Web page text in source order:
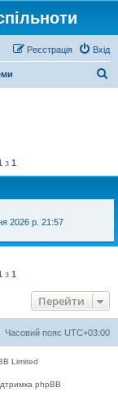
Вхід
Реєстрація
з 1
2026 р. 21:57
з 1
Перейти
Часовий пояс UTC+03:00
Limited
phpBB